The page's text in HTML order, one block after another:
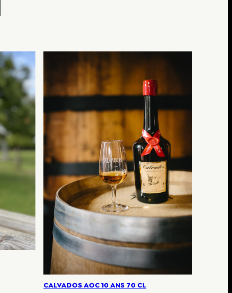
CALVADOS AOC 10 ANS 70 CL